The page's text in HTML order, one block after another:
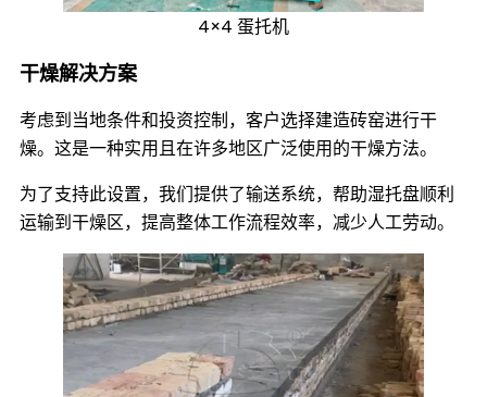
4×4 蛋托机
干燥解决方案
考虑到当地条件和投资控制，客户选择建造砖窑进行干
燥。这是一种实用且在许多地区广泛使用的干燥方法。
为了支持此设置，我们提供了输送系统，帮助湿托盘顺利
运输到干燥区，提高整体工作流程效率，减少人工劳动。